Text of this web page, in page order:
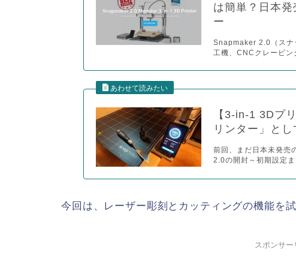
は簡単？日本
ー
Snapmaker 2.0（スナ
工機、CNCクレービ
【3-in-1 3Dプ
リンター」と
前回、まだ日本未発
2.0の開封～初期設定
今回は、レーザー彫刻とカッティングの機能を試
スポンサー